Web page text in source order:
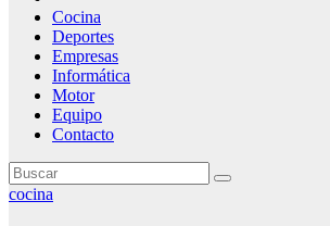
Cocina
Deportes
Empresas
Informática
Motor
Equipo
Contacto
cocina